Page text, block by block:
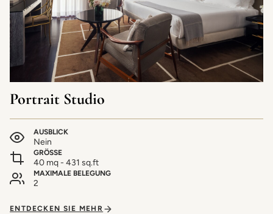
Portrait Studio
AUSBLICK
Nein
GRÖSSE
40 mq - 431 sq.ft
MAXIMALE BELEGUNG
2
ENTDECKEN SIE MEHR